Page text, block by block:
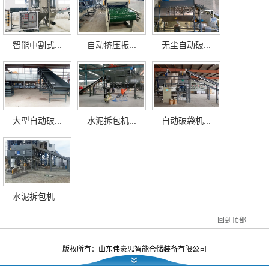
智能中割式... 自动挤压振... 无尘自动破...
大型自动破... 水泥拆包机... 自动破袋机...
水泥拆包机...
回到顶部
版权所有： 山东伟豪思智能仓储装备有限公司